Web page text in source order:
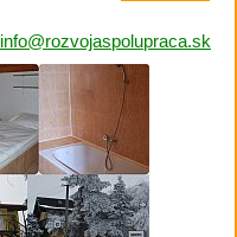
info@rozvojaspolupraca.sk